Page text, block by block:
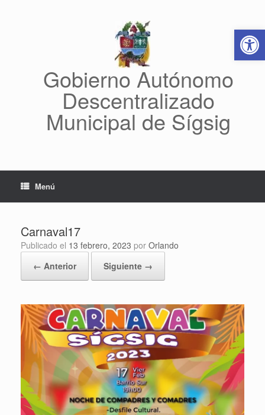
Abrir
Gobierno Autónomo
Descentralizado
Municipal de Sígsig
Menú
Carnaval17
Publicado el 13 febrero, 2023 por Orlando
← Anterior
Siguiente →